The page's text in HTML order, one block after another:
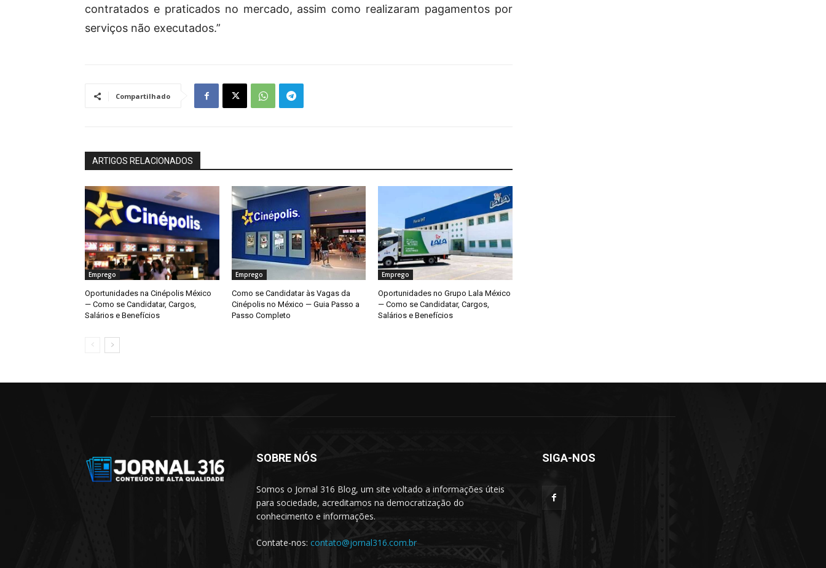
contratados e praticados no mercado, assim como realizaram pagamentos por
serviços não executados.”
Compartilhado
ARTIGOS RELACIONADOS
Emprego
Oportunidades na Cinépolis México
— Como se Candidatar, Cargos,
Salários e Benefícios
Emprego
Como se Candidatar às Vagas da
Cinépolis no México — Guia Passo a
Passo Completo
Emprego
Oportunidades no Grupo Lala México
— Como se Candidatar, Cargos,
Salários e Benefícios
SOBRE NÓS
Somos o Jornal 316 Blog, um site voltado a informações úteis
para sociedade, acreditamos na democratização do
conhecimento e informações.
Contate-nos: contato@jornal316.com.br
SIGA-NOS